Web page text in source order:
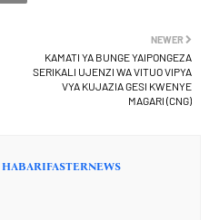
NEWER
KAMATI YA BUNGE YAIPONGEZA
SERIKALI UJENZI WA VITUO VIPYA
VYA KUJAZIA GESI KWENYE
MAGARI (CNG)
HABARIFASTERNEWS